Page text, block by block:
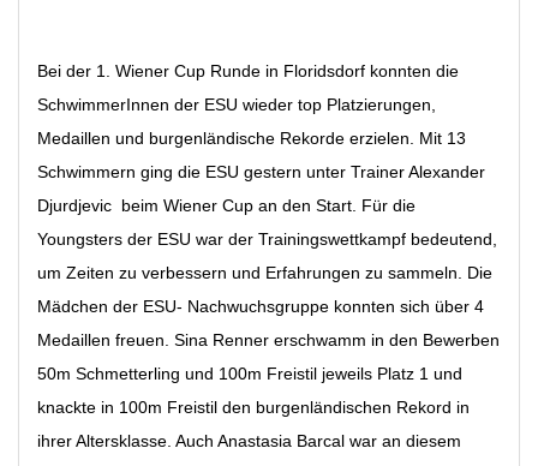
Bei der 1. Wiener Cup Runde in Floridsdorf konnten die
SchwimmerInnen der ESU wieder top Platzierungen,
Medaillen und burgenländische Rekorde erzielen. Mit 13
Schwimmern ging die ESU gestern unter Trainer Alexander
Djurdjevic beim Wiener Cup an den Start. Für die
Youngsters der ESU war der Trainingswettkampf bedeutend,
um Zeiten zu verbessern und Erfahrungen zu sammeln. Die
Mädchen der ESU- Nachwuchsgruppe konnten sich über 4
Medaillen freuen. Sina Renner erschwamm in den Bewerben
50m Schmetterling und 100m Freistil jeweils Platz 1 und
knackte in 100m Freistil den burgenländischen Rekord in
ihrer Altersklasse. Auch Anastasia Barcal war an diesem